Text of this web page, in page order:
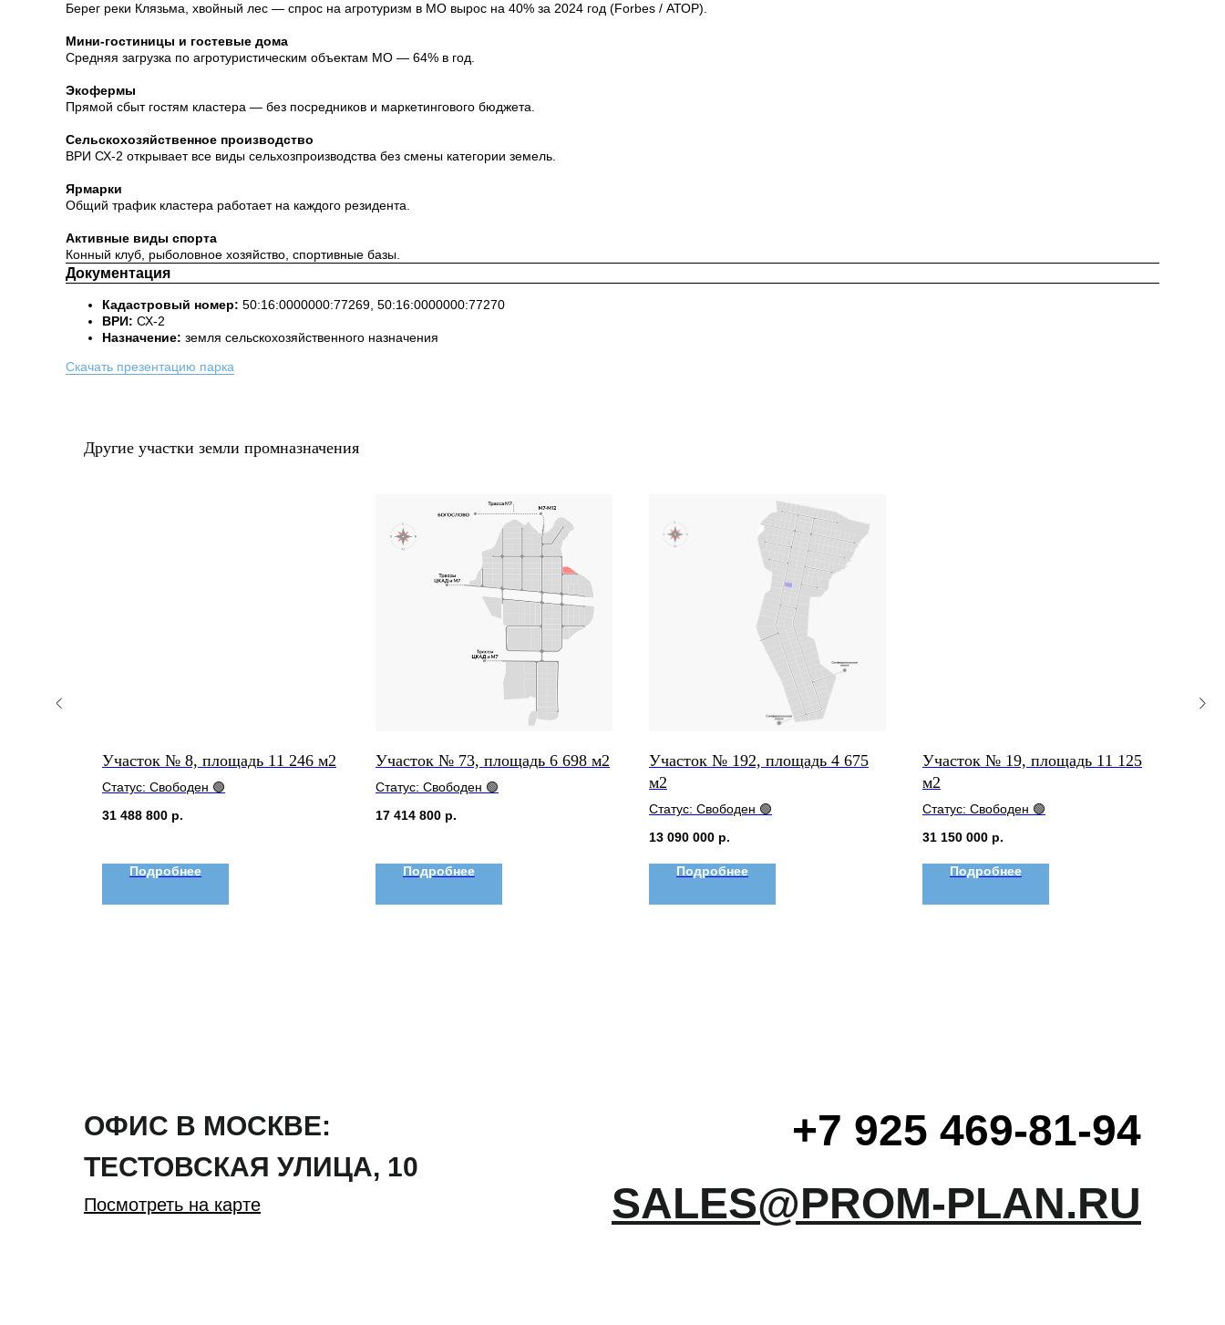
Берег реки Клязьма, хвойный лес — спрос на агротуризм в МО вырос на 40% за 2024 год (Forbes / АТОР).
Мини-гостиницы и гостевые дома
Средняя загрузка по агротуристическим объектам МО — 64% в год.
Экофермы
Прямой сбыт гостям кластера — без посредников и маркетингового бюджета.
Сельскохозяйственное производство
ВРИ СХ-2 открывает все виды сельхозпроизводства без смены категории земель.
Ярмарки
Общий трафик кластера работает на каждого резидента.
Активные виды спорта
Конный клуб, рыболовное хозяйство, спортивные базы.
Документация
Кадастровый номер: 50:16:0000000:77269, 50:16:0000000:77270
ВРИ: СХ-2
Назначение: земля сельскохозяйственного назначения
Скачать презентацию парка
Другие участки земли промназначения
Участок № 8, площадь 11 246 м2
Статус: Свободен 🟢
31 488 800 р.
Подробнее
Участок № 73, площадь 6 698 м2
Статус: Свободен 🟢
17 414 800 р.
Подробнее
Участок № 192, площадь 4 675
м2
Статус: Свободен 🟢
13 090 000 р.
Подробнее
Участок № 19, площадь 11 125
м2
Статус: Свободен 🟢
31 150 000 р.
Подробнее
+7 925 469-81-94
SALES@PROM-PLAN.RU
ОФИС В МОСКВЕ:
ТЕСТОВСКАЯ УЛИЦА, 10
Посмотреть на карте